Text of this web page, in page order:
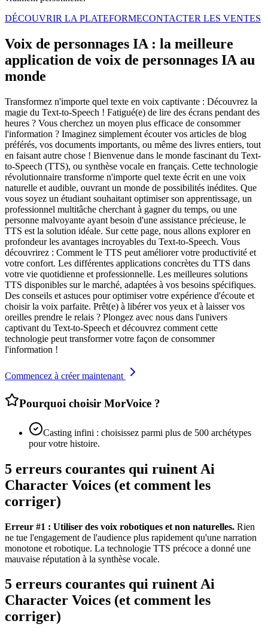
DÉCOUVRIR LA PLATEFORMECONTACTER LES VENTES
Voix de personnages IA : la meilleure
application de voix de personnages IA au
monde
Transformez n'importe quel texte en voix captivante : Découvrez la
magie du Text-to-Speech ! Fatigué(e) de lire des écrans pendant des
heures ? Vous cherchez un moyen plus efficace de consommer
l'information ? Imaginez simplement écouter vos articles de blog
préférés, vos documents importants, ou même des livres entiers, tout
en faisant autre chose ! Bienvenue dans le monde fascinant du Text-
to-Speech (TTS), ou synthèse vocale en français. Cette technologie
révolutionnaire transforme n'importe quel texte écrit en une voix
naturelle et audible, ouvrant un monde de possibilités inédites. Que
vous soyez un étudiant souhaitant optimiser son apprentissage, un
professionnel multitâche cherchant à gagner du temps, ou une
personne malvoyante ayant besoin d'une assistance précieuse, le
TTS est la solution idéale. Sur cette page, nous allons explorer en
profondeur les avantages incroyables du Text-to-Speech. Vous
découvrirez : Comment le TTS peut améliorer votre productivité et
votre confort. Les différentes applications concrètes du TTS dans
votre vie quotidienne et professionnelle. Les meilleures solutions
TTS disponibles sur le marché, adaptées à vos besoins spécifiques.
Des conseils et astuces pour optimiser votre expérience d'écoute et
choisir la voix parfaite. Prêt(e) à libérer vos yeux et à laisser vos
oreilles prendre le relais ? Plongez avec nous dans l'univers
captivant du Text-to-Speech et découvrez comment cette
technologie peut transformer votre façon de consommer
l'information !
Commencez à créer maintenant
Pourquoi choisir MorVoice ?
Casting infini : choisissez parmi plus de 500 archétypes
pour votre histoire.
5 erreurs courantes qui ruinent Ai
Character Voices (et comment les
corriger)
Erreur #1 : Utiliser des voix robotiques et non naturelles. Rien
ne tue l'engagement de l'audience plus rapidement qu'une narration
monotone et robotique. La technologie TTS précoce a donné une
mauvaise réputation à la synthèse vocale.
5 erreurs courantes qui ruinent Ai
Character Voices (et comment les
corriger)